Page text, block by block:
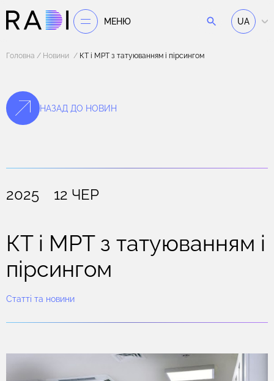
МЕНЮ UA
Головна Новини КТ і МРТ з татуюванням і пірсингом
НАЗАД ДО НОВИН
2025 12 ЧЕР
КТ і МРТ з татуюванням і
пірсингом
Статті та новини